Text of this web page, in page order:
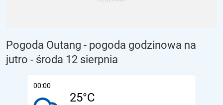
Pogoda Outang - pogoda godzinowa na
jutro - środa 12 sierpnia
00:00
25°C